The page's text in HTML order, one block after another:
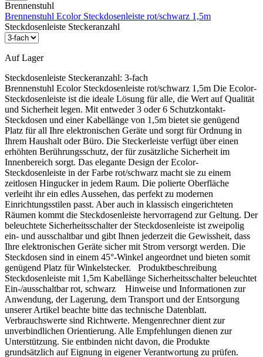
Brennenstuhl
Brennenstuhl Ecolor Steckdosenleiste rot/schwarz 1,5m
Steckdosenleiste Steckeranzahl
Auf Lager
Steckdosenleiste Steckeranzahl: 3-fach
Brennenstuhl Ecolor Steckdosenleiste rot/schwarz 1,5m Die Ecolor-
Steckdosenleiste ist die ideale Lösung für alle, die Wert auf Qualität
und Sicherheit legen. Mit entweder 3 oder 6 Schutzkontakt-
Steckdosen und einer Kabellänge von 1,5m bietet sie genügend
Platz für all Ihre elektronischen Geräte und sorgt für Ordnung in
Ihrem Haushalt oder Büro. Die Steckerleiste verfügt über einen
erhöhten Berührungsschutz, der für zusätzliche Sicherheit im
Innenbereich sorgt. Das elegante Design der Ecolor-
Steckdosenleiste in der Farbe rot/schwarz macht sie zu einem
zeitlosen Hingucker in jedem Raum. Die polierte Oberfläche
verleiht ihr ein edles Aussehen, das perfekt zu modernen
Einrichtungsstilen passt. Aber auch in klassisch eingerichteten
Räumen kommt die Steckdosenleiste hervorragend zur Geltung. Der
beleuchtete Sicherheitsschalter der Steckdosenleiste ist zweipolig
ein- und ausschaltbar und gibt Ihnen jederzeit die Gewissheit, dass
Ihre elektronischen Geräte sicher mit Strom versorgt werden. Die
Steckdosen sind in einem 45°-Winkel angeordnet und bieten somit
genügend Platz für Winkelstecker. Produktbeschreibung
Steckdosenleiste mit 1,5m Kabellänge Sicherheitsschalter beleuchtet
Ein-/ausschaltbar rot, schwarz Hinweise und Informationen zur
Anwendung, der Lagerung, dem Transport und der Entsorgung
unserer Artikel beachte bitte das technische Datenblatt.
Verbrauchswerte sind Richtwerte. Mengenrechner dient zur
unverbindlichen Orientierung. Alle Empfehlungen dienen zur
Unterstützung. Sie entbinden nicht davon, die Produkte
grundsätzlich auf Eignung in eigener Verantwortung zu prüfen.